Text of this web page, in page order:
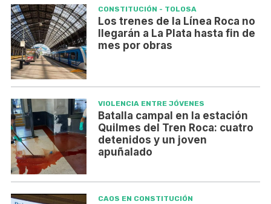
CONSTITUCIÓN - TOLOSA
Los trenes de la Línea Roca no
llegarán a La Plata hasta fin de
mes por obras
VIOLENCIA ENTRE JÓVENES
Batalla campal en la estación
Quilmes del Tren Roca: cuatro
detenidos y un joven
apuñalado
CAOS EN CONSTITUCIÓN